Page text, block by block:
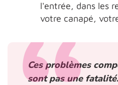
l'entrée, dans les
votre canapé,
Ces problèmes
sont pas une